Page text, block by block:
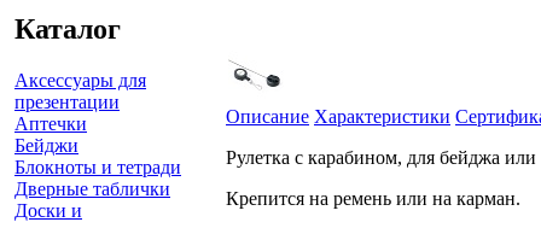
Каталог
Аксессуары для
презентации
Аптечки
Бейджи
Блокноты и тетради
Дверные таблички
Доски и
Описание Характеристики
Рулетка с карабином, для бейджа
Крепится на ремeнь или на карман.